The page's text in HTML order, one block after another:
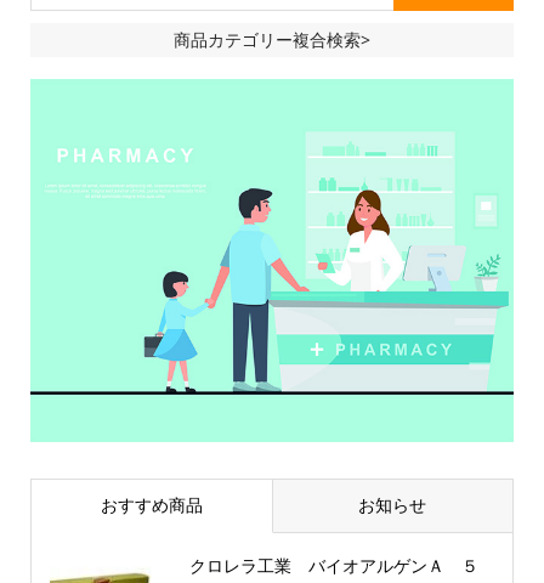
商品カテゴリー複合検索>
おすすめ商品 お知らせ
クロレラ工業 バイオアルゲンＡ ５